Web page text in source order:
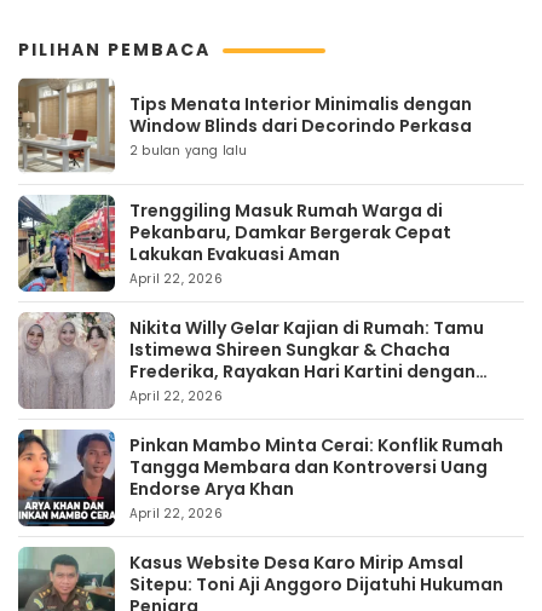
PILIHAN PEMBACA
Tips Menata Interior Minimalis dengan
Window Blinds dari Decorindo Perkasa
2 bulan yang lalu
Trenggiling Masuk Rumah Warga di
Pekanbaru, Damkar Bergerak Cepat
Lakukan Evakuasi Aman
April 22, 2026
Nikita Willy Gelar Kajian di Rumah: Tamu
Istimewa Shireen Sungkar & Chacha
Frederika, Rayakan Hari Kartini dengan
Kehangatan
April 22, 2026
Pinkan Mambo Minta Cerai: Konflik Rumah
Tangga Membara dan Kontroversi Uang
Endorse Arya Khan
April 22, 2026
Kasus Website Desa Karo Mirip Amsal
Sitepu: Toni Aji Anggoro Dijatuhi Hukuman
Penjara